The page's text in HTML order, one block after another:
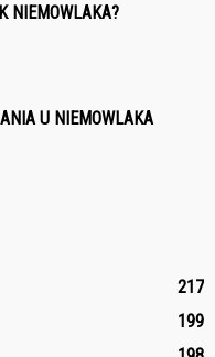
NIEMOWLAKA?
U NIEMOWLAKA
217
199